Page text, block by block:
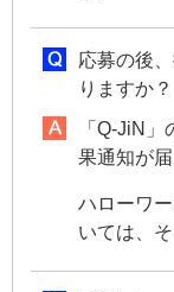
応募の後
りますか？
「Q-JiN
果通知が届
ハローワ
いては、